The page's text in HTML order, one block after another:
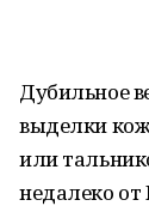
Дубильное
выделки
или
недалеко